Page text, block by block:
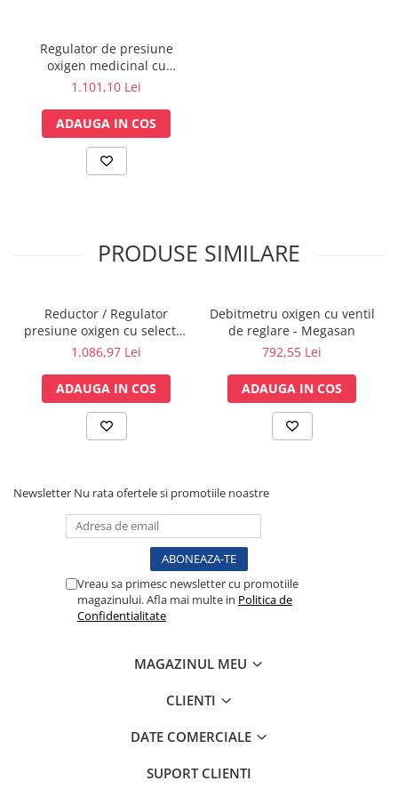
Spirometrie
Spirometre
Filtre antibacteriene
Dermatoscoape
Laringoscoape
Oglinzi/Lampi frontale
Set ORL/Oftalmo
Lampi examinare
Testare reflexe
Lampi cu infrarosu
Colposcoape
Osteodensitometre
Stetoscoape
Oftalmoscoape
Regulator de presiune
oxigen medicinal cu
manometru - VTI S26
1.101,10 Lei
ADAUGA IN COS
PRODUSE SIMILARE
Reductor / Regulator
presiune oxigen cu selector
de debit Mediselect II, cu
DIN
1.086,97 Lei
ADAUGA IN COS
Debitmetru oxigen cu ventil
de reglare - Megasan
792,55 Lei
ADAUGA IN COS
Newsletter Nu rata ofertele si promotiile noastre
Vreau sa primesc newsletter cu promotiile
magazinului. Afla mai multe in Politica de
Confidentialitate
MAGAZINUL MEU
CLIENTI
DATE COMERCIALE
SUPORT CLIENTI